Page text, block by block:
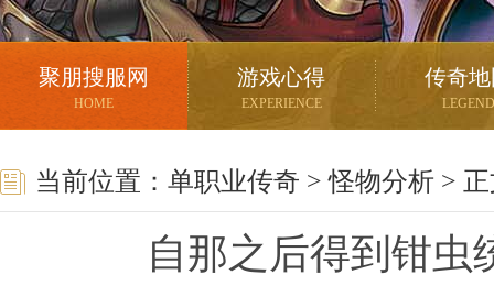
聚朋搜服网
HOME
游戏心得
EXPERIENCE
传奇
LEGEND
当前位置： 单职业传奇 >怪物分析 >
自那之后得到钳虫